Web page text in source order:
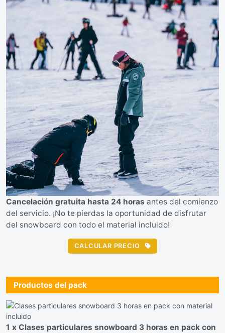
Cancelación gratuita hasta 24 horas antes del comienzo
del servicio. ¡No te pierdas la oportunidad de disfrutar
del snowboard con todo el material incluido!
CALCULAR PRECIO
Productos del pack
1 x Clases particulares snowboard 3 horas en pack con